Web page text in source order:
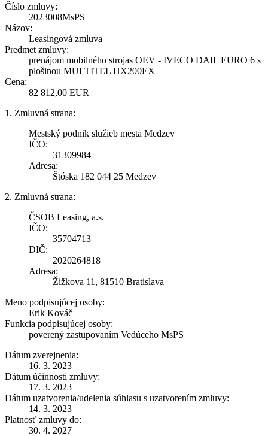
Číslo zmluvy:
2023008MsPS
Názov:
Leasingová zmluva
Predmet zmluvy:
prenájom mobilného strojas OEV - IVECO DAIL EURO 6 s
plošinou MULTITEL HX200EX
Cena:
82 812,00 EUR
1. Zmluvná strana:
Mestský podnik služieb mesta Medzev
IČO:
31309984
Adresa:
Štóska 182 044 25 Medzev
2. Zmluvná strana:
ČSOB Leasing, a.s.
IČO:
35704713
DIČ:
2020264818
Adresa:
Žižkova 11, 81510 Bratislava
Meno podpisujúcej osoby:
Erik Kováč
Funkcia podpisujúcej osoby:
poverený zastupovaním Vedúceho MsPS
Dátum zverejnenia:
16. 3. 2023
Dátum účinnosti zmluvy:
17. 3. 2023
Dátum uzatvorenia/udelenia súhlasu s uzatvorením zmluvy:
14. 3. 2023
Platnosť zmluvy do:
30. 4. 2027